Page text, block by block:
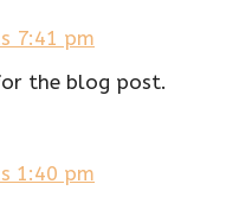
7:41 pm
the blog post.
1:40 pm